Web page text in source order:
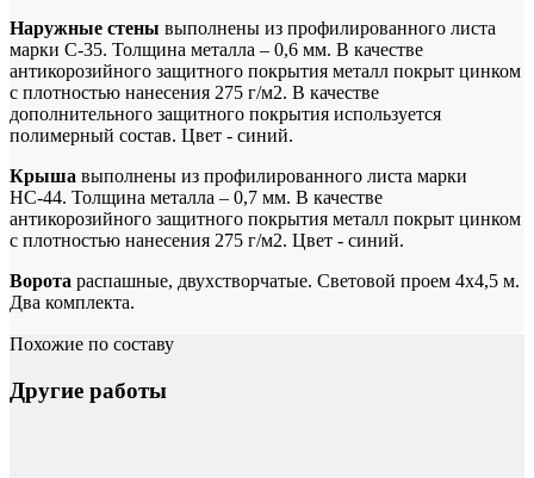
Наружные стены выполнены из профилированного листа
марки С-35. Толщина металла – 0,6 мм. В качестве
антикорозийного защитного покрытия металл покрыт цинком
с плотностью нанесения 275 г/м2. В качестве
дополнительного защитного покрытия используется
полимерный состав. Цвет - синий.
Крыша выполнены из профилированного листа марки
НС-44. Толщина металла – 0,7 мм. В качестве
антикорозийного защитного покрытия металл покрыт цинком
с плотностью нанесения 275 г/м2. Цвет - синий.
Ворота распашные, двухстворчатые. Световой проем 4х4,5 м.
Два комплекта.
Похожие по составу
Другие работы